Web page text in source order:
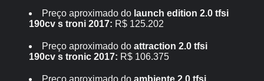
Preço aproximado do launch edition 2.0 tfsi
190cv s troni 2017: R$ 125.202
Preço aproximado doattraction 2.0 tfsi
190cv s tronic 2017: R$ 106.375
Preço aproximado doambiente 2.0 tfsi